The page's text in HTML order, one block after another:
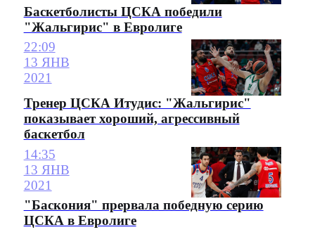
Баскетболисты ЦСКА победили
"Жальгирис" в Евролиге
22:09
13 ЯНВ
2021
Тренер ЦСКА Итудис: "Жальгирис"
показывает хороший, агрессивный
баскетбол
14:35
13 ЯНВ
2021
"Баскония" прервала победную серию
ЦСКА в Евролиге